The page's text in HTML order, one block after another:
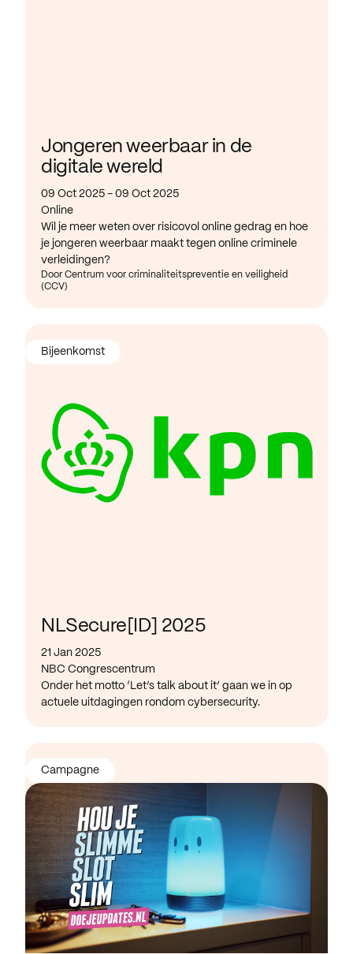
Jongeren weerbaar in de
digitale wereld
09 Oct 2025 - 09 Oct 2025
Online
Wil je meer weten over risicovol online gedrag en hoe
je jongeren weerbaar maakt tegen online criminele
verleidingen?
Door Centrum voor criminaliteitspreventie en veiligheid
(CCV)
NLSecure[ID] 2025
21 Jan 2025
NBC Congrescentrum
Onder het motto ‘Let’s talk about it’ gaan we in op
actuele uitdagingen rondom cybersecurity.
Bijeenkomst
Campagne